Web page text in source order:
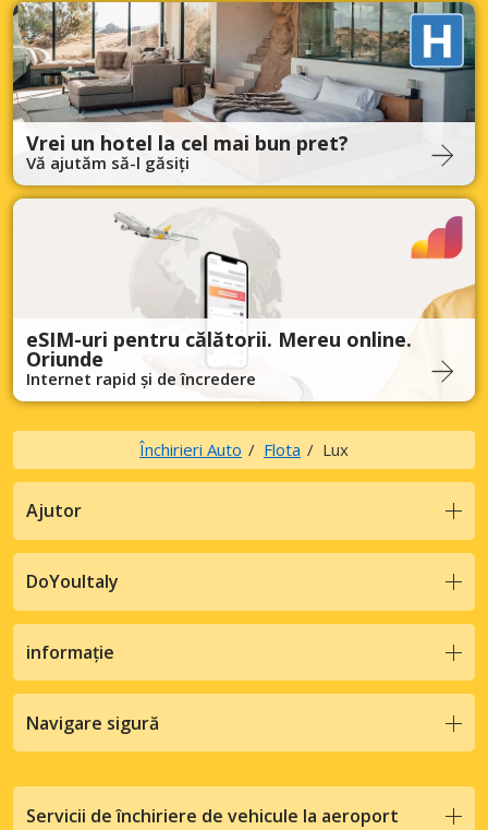
Vrei un hotel la cel mai bun pret?
Vă ajutăm să-l găsiți
eSIM-uri pentru călătorii. Mereu online.
Oriunde
Internet rapid și de încredere
Închirieri Auto Flota Lux
Ajutor
DoYouItaly
informație
Navigare sigură
Servicii de închiriere de vehicule la aeroport